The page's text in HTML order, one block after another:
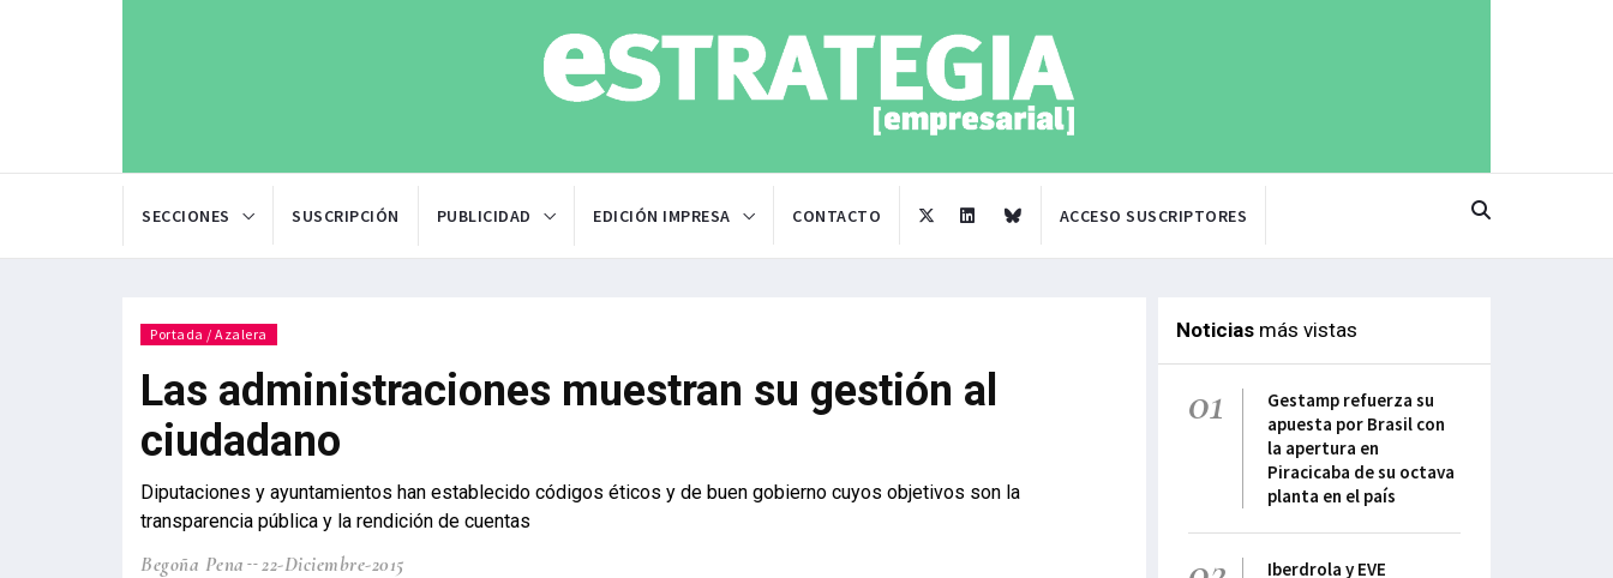
SECCIONES SUSCRIPCIÓN PUBLICIDAD EDICIÓN IMPRESA CONTACTO ACCESO SUSCRIPTORES
Portada / Azalera
Las administraciones muestran su gestión al
ciudadano
Diputaciones y ayuntamientos han establecido códigos éticos y de buen gobierno cuyos objetivos son la
transparencia pública y la rendición de cuentas
Begoña Pena 22-Diciembre-2015
Noticiasmás vistas
01
Gestamp refuerza su
apuesta por Brasil con
la apertura en
Piracicaba de su octava
planta en el país
Iberdrola y EVE